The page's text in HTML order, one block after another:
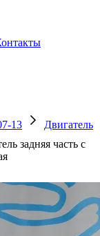
13
Двигатель
задняя часть с